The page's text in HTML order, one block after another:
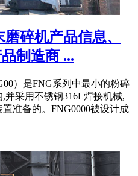
碎机产品信息、
制造商 ...
）是FNG系列中最小的粉碎
并采用不锈钢316L焊接机械,
准备的。FNG0000被设计成